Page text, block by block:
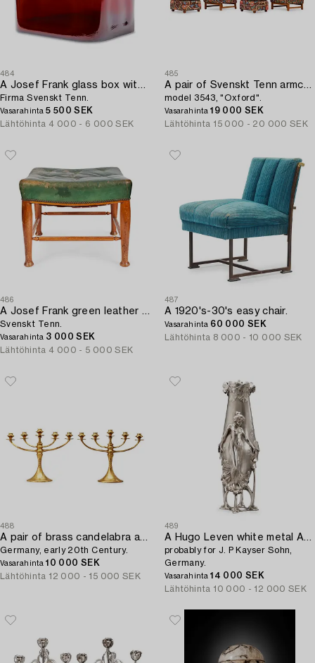
484
A Josef Frank glass box with pewter fittings,
Firma Svenskt Tenn.
Vasarahinta5 500 SEK
Lähtöhinta 4 000 - 6 000 SEK
485
A pair of Svenskt Tenn armchairs with ottomans,
model 3543, "Oxford".
Vasarahinta19 000 SEK
Lähtöhinta 15 000 - 20 000 SEK
486
A Josef Frank green leather and mahogany stool,
Svenskt Tenn.
Vasarahinta 3 000 SEK
Lähtöhinta 4 000 - 5 000 SEK
487
A 1920's-30's easy chair.
Vasarahinta 60 000 SEK
Lähtöhinta 8 000 - 10 000 SEK
488
A pair of brass candelabra attributed to Bruno Paul,
Germany, early 20th Century.
Vasarahinta10 000 SEK
Lähtöhinta 12 000 - 15 000 SEK
489
A Hugo Leven white metal Art Nouveau vase,
probably for J. P Kayser Sohn,
Germany.
Vasarahinta14 000 SEK
Lähtöhinta 10 000 - 12 000 SEK